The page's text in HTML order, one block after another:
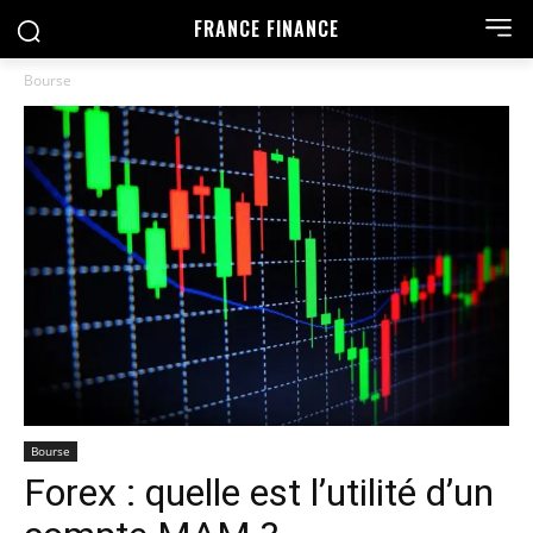
FRANCE FINANCE
Bourse
Bourse
Forex : quelle est l’utilité d’un